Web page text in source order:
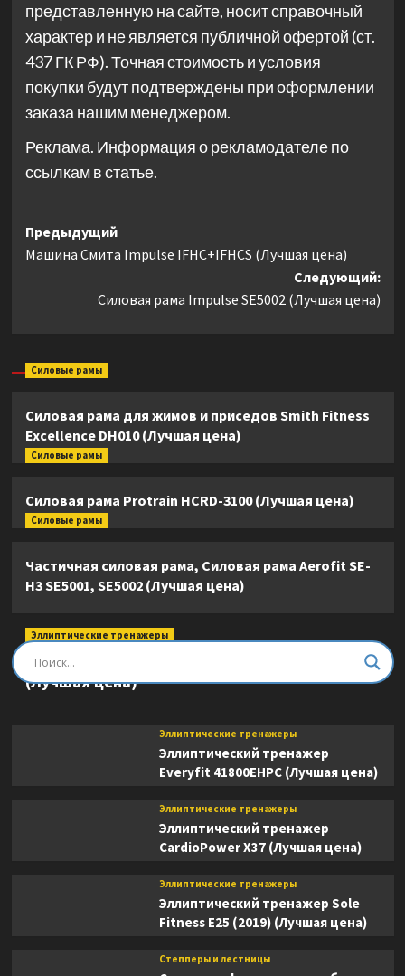
представленную на сайте, носит справочный
характер и не является публичной офертой (ст.
437 ГК РФ). Точная стоимость и условия
покупки будут подтверждены при оформлении
заказа нашим менеджером.
Реклама. Информация о рекламодателе по
ссылкам в статье.
Навигация
записи
Предыдущий
Машина Смита Impulse IFHC+IFHCS (Лучшая цена)
Следующий:
Силовая рама Impulse SE5002 (Лучшая цена)
Силовые рамы
Силовая рама для жимов и приседов Smith Fitness
Excellence DH010 (Лучшая цена)
Силовые рамы
Силовая рама Protrain HCRD-3100 (Лучшая цена)
Силовые рамы
Частичная силовая рама, Силовая рама Aerofit SE-
H3 SE5001, SE5002 (Лучшая цена)
Эллиптические тренажеры
Эллиптический тренажер DFC E8745T
(Лучшая цена)
Эллиптические тренажеры
Эллиптический тренажер
Everyfit 41800EHPC (Лучшая цена)
Эллиптические тренажеры
Эллиптический тренажер
CardioPower X37 (Лучшая цена)
Эллиптические тренажеры
Эллиптический тренажер Sole
Fitness E25 (2019) (Лучшая цена)
Степперы и лестницы